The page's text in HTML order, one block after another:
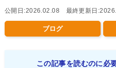
公開日:2026.02.08 最終更新日
ブログ
この記事を読むのに必